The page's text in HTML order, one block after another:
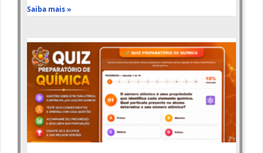
Saiba mais »